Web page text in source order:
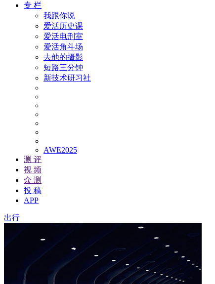
专 栏
我跟你说
爱活历史课
爱活电刑室
爱活角斗场
去他的摄影
短路三分钟
新技术研习社
AWE2025
测 评
视 频
众 测
投 稿
APP
出行